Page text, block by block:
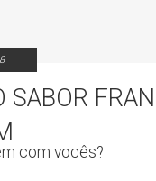
SABOR
com vocês?